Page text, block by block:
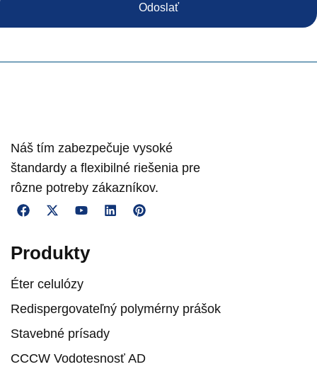
Odoslať
Náš tím zabezpečuje vysoké
štandardy a flexibilné riešenia pre
rôzne potreby zákazníkov.
Produkty
Éter celulózy
Redispergovateľný polymérny prášok
Stavebné prísady
CCCW Vodotesnosť AD